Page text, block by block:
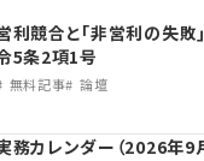
利競合と｢非営利の失敗
5条2項1号
無料記事 論壇
務カレンダー（2026年9